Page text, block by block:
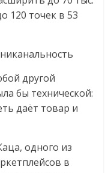
120 точек в 53
другой
бы технической:
даёт товар и
одного из
в